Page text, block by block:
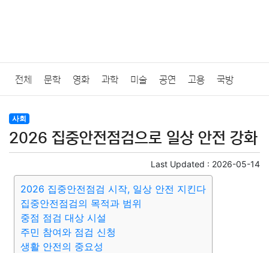
전체 문학 영화 과학 미술 공연 고용 국방
법률
질병 가요 방송 일상 주식 암호화폐 블록체인
결혼 육아 반려동물 패션 미용 증권 인테리어
요리 상품리뷰 원예 금융
대출 자동차 취미
사회
2026 집중안전점검으로 일상 안전 강화
Last Updated : 2026-05-14
2026 집중안전점검 시작, 일상 안전 지킨다
집중안전점검의 목적과 범위
중점 점검 대상 시설
주민 참여와 점검 신청
생활 안전의 중요성